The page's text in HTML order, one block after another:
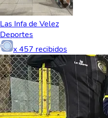
Las Infa de Velez
Deportes
x457 recibidos